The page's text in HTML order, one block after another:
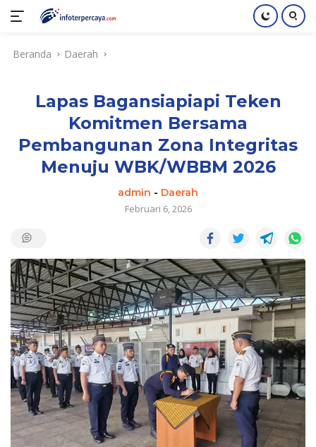
Beranda Daerah
Lapas Bagansiapiapi Teken
Komitmen Bersama
Pembangunan Zona Integritas
Menuju WBK/WBBM 2026
admin - Daerah
Februari 6, 2026